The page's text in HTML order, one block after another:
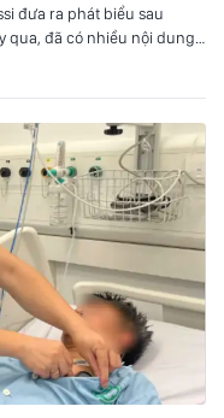
đưa ra phát biểu sau
qua, đã có nhiều nội dung